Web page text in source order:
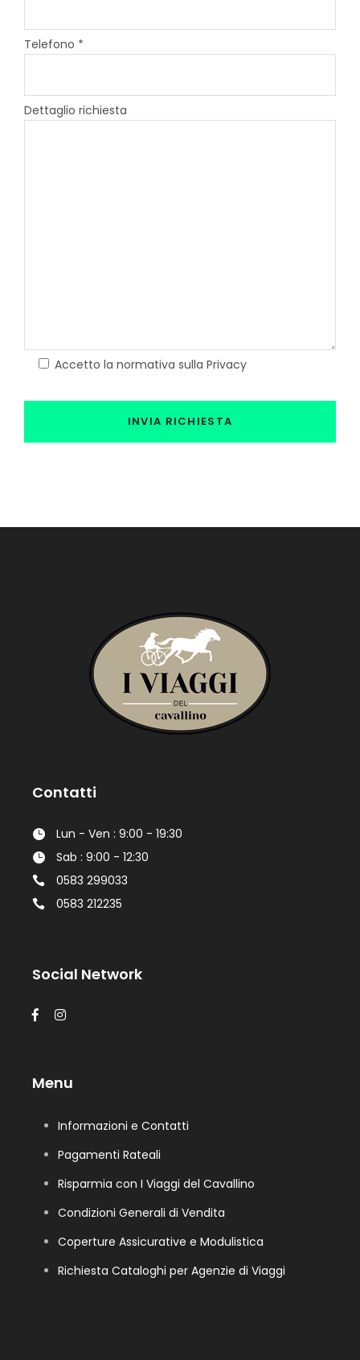
Telefono *
Dettaglio richiesta
Accetto la normativa sulla Privacy
Contatti
Lun - Ven : 9:00 - 19:30
Sab : 9:00 - 12:30
0583 299033
0583 212235
Social Network
Menu
Informazioni e Contatti
Pagamenti Rateali
Risparmia con I Viaggi del Cavallino
Condizioni Generali di Vendita
Coperture Assicurative e Modulistica
Richiesta Cataloghi per Agenzie di Viaggi